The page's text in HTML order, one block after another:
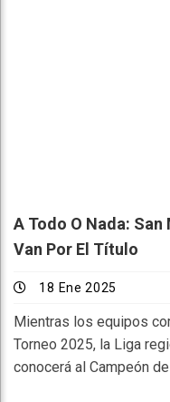
A Todo O Nada:
Van Por El Título
18 Ene 2025
Mientras los equipos
Torneo 2025, la Liga
conocerá al Campeón